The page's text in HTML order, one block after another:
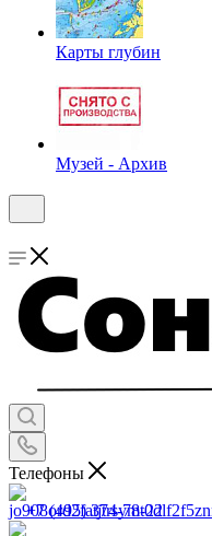
Карты глубин
Музей - Архив
Телефоны
+7 (495) 374-78-22